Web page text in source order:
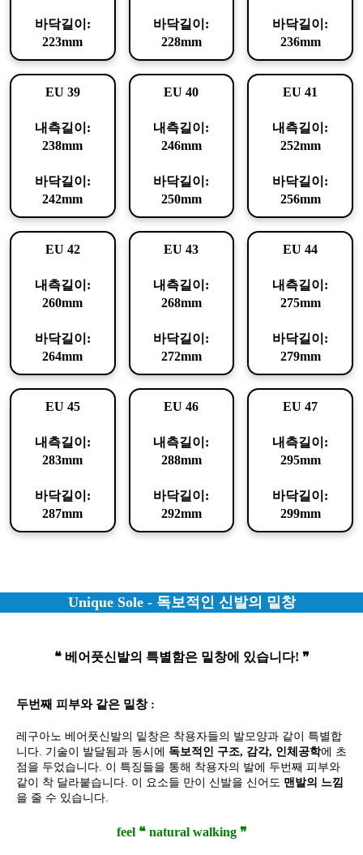
바닥길이:
223mm
바닥길이:
228mm
바닥길이:
236mm
EU 39
내측길이:
238mm
바닥길이:
242mm
EU 40
내측길이:
246mm
바닥길이:
250mm
EU 41
내측길이:
252mm
바닥길이:
256mm
EU 42
내측길이:
260mm
바닥길이:
264mm
EU 43
내측길이:
268mm
바닥길이:
272mm
EU 44
내측길이:
275mm
바닥길이:
279mm
EU 45
내측길이:
283mm
바닥길이:
287mm
EU 46
내측길이:
288mm
바닥길이:
292mm
EU 47
내측길이:
295mm
바닥길이:
299mm
Unique Sole - 독보적인 신발의 밑창
❝ 베어풋신발의 특별함은 밑창에 있습니다! ❞
두번째 피부와 같은 밑창 :
레구아노 베어풋신발의 밑창은 착용자들의 발모양과 같이 특별합
니다. 기술이 발달됨과 동시에 독보적인 구조, 감각, 인체공학에 초
점을 두었습니다. 이 특징들을 통해 착용자의 발에 두번째 피부와
같이 착 달라붙습니다. 이 요소들 만이 신발을 신어도 맨발의 느낌
을 줄 수 있습니다.
feel ❝ natural walking ❞